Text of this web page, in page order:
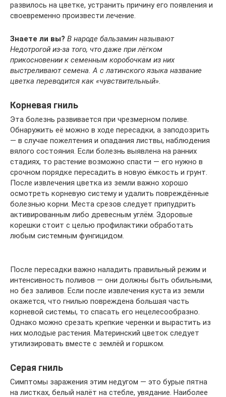
развилось на цветке, устранить причину его появления и
своевременно произвести лечение.
Знаете ли вы? В народе бальзамин называют
Недотрогой из-за того, что даже при лёгком
прикосновении к семенным коробочкам из них
выстреливают семена. А с латинского языка название
цветка переводится как «чувствительный».
Корневая гниль
Эта болезнь развивается при чрезмерном поливе.
Обнаружить её можно в ходе пересадки, а заподозрить
— в случае пожелтения и опадания листвы, наблюдения
вялого состояния. Если болезнь выявлена на ранних
стадиях, то растение возможно спасти — его нужно в
срочном порядке пересадить в новую ёмкость и грунт.
После извлечения цветка из земли важно хорошо
осмотреть корневую систему и удалить повреждённые
болезнью корни. Места срезов следует припудрить
активированным либо древесным углём. Здоровые
корешки стоит с целью профилактики обработать
любым системным фунгицидом.
После пересадки важно наладить правильный режим и
интенсивность поливов — они должны быть обильными,
но без заливов. Если после извлечения куста из земли
окажется, что гнилью повреждена большая часть
корневой системы, то спасать его нецелесообразно.
Однако можно срезать крепкие черенки и вырастить из
них молодые растения. Материнский цветок следует
утилизировать вместе с землёй и горшком.
Серая гниль
Симптомы заражения этим недугом — это бурые пятна
на листках, белый налёт на стебле, увядание. Наиболее